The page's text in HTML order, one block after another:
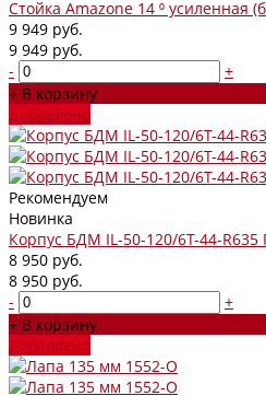
Стойка Amazone 14 ⁰ усиленная
9 949 руб.
9 949 руб.
-
+
+ В корзину
Добавлено
Рекомендуем
Новинка
Корпус БДМ IL-50-120/6T-44-
8 950 руб.
8 950 руб.
-
+
+ В корзину
Добавлено